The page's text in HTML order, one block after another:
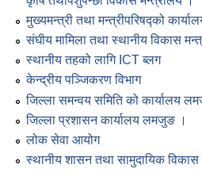
मुख्यमन्त्री तथा मन्त्रीपरिषद्को
संघीय मामिला तथा स्थानीय विकास
स्थानीय तहको लागि ICT ब्लग
केन्द्रीय पञ्जिकरण विभाग
जिल्ला समन्वय समिति को कार्यालय
जिल्ला प्रशासन कार्यालय लमजुङ ।
लोक सेवा आयोग
स्थानीय शासन तथा सामुदायिक विकास